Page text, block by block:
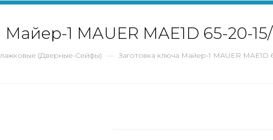
1 MAUER MAE1D 65-20-
(Дверные-Сейфы) — Заготовка ключа Майер-1 MAUER MAE1D